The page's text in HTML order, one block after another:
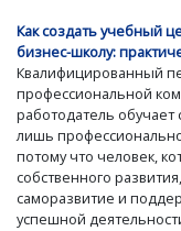
Как создать учебный
бизнес-школу:
Квалифицированный
профессиональной
работодатель обучает
лишь
потому что человек,
собственного
саморазвитие и
успешной